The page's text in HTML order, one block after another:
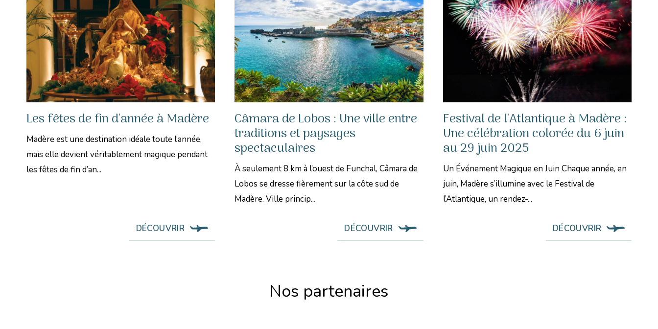
Les fêtes de fin d'année à Madère
Madère est une destination idéale toute l’année,
mais elle devient véritablement magique pendant
les fêtes de fin d’an...
DÉCOUVRIR
Câmara de Lobos : Une ville entre
traditions et paysages
spectaculaires
À seulement 8 km à l’ouest de Funchal, Câmara de
Lobos se dresse fièrement sur la côte sud de
Madère. Ville princip...
DÉCOUVRIR
Festival de l'Atlantique à Madère :
Une célébration colorée du 6 juin
au 29 juin 2025
Un Événement Magique en Juin Chaque année, en
juin, Madère s’illumine avec le Festival de
l’Atlantique, un rendez-...
DÉCOUVRIR
Nos partenaires